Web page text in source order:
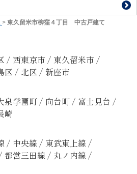
> 東久留米市柳窪４丁目 中古戸建て
/ 西東京市 / 東久留米市 /
区 / 北区 / 新座市
泉学園町 / 向台町 / 富士見台 /
崎
/ 中央線 / 東武東上線 /
都営三田線 / 丸ノ内線 /